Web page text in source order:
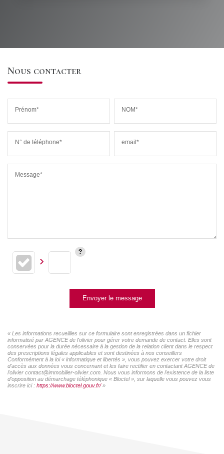
Nous contacter
Prénom* NOM*
N° de téléphone* email*
Message*
Envoyer le message
« Les informations recueillies sur ce formulaire sont enregistrées dans un fichier
informatisé par AGENCE de l'olivier pour gérer votre demande de contact. Elles sont
conservées pour la durée nécessaire à la gestion de la relation client dans le respect
des prescriptions légales applicables et sont destinées à nos conseillers
Conformément à la loi « informatique et libertés », vous pouvez exercer votre droit
d'accès aux données vous concernant et les faire rectifier en contactant AGENCE de
l'olivier contact@immobilier-olivier.com. Nous vous informons de l'existence de la liste
d'opposition au démarchage téléphonique « Bloctel », sur laquelle vous pouvez vous
inscrire ici : https://www.bloctel.gouv.fr/»